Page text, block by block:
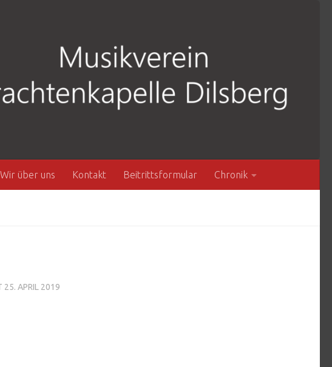
Wir über uns Kontakt Beitrittsformular Chronik
25. APRIL 2019